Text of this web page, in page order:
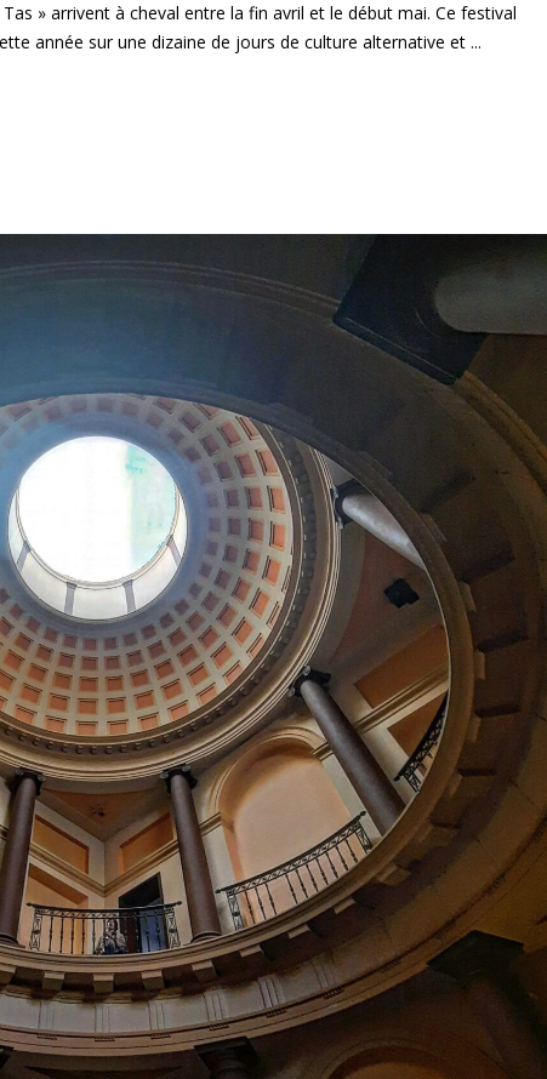
» arrivent à cheval entre la fin avril et le début mai. Ce festival
année sur une dizaine de jours de culture alternative et